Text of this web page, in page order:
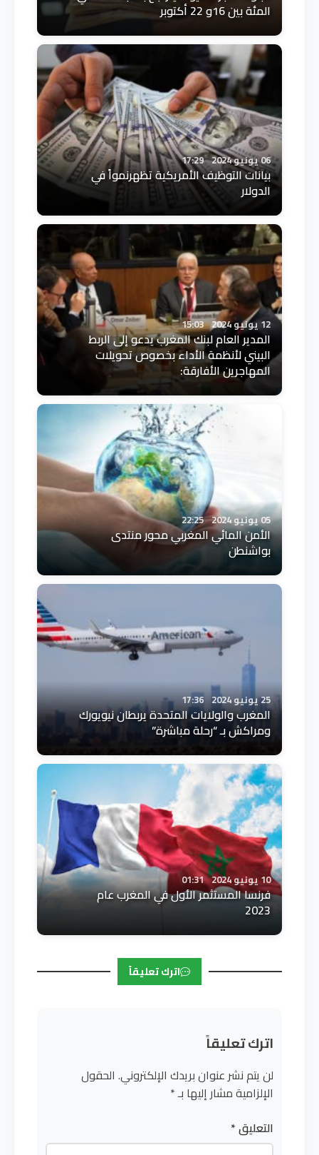
المئة بين 16و 22 أكتوبر
06 يونيو 2024 17:29
بيانات التوظيف الأمريكية تظهرنمواً في
الدولار
12 يونيو 2024 15:03
المدير العام لبنك المغرب يدعو إلى الربط
البيني لأنظمة الأداء بخصوص تحويلات
المهاجرين الأفارقة:
05 يونيو 2024 22:25
الأمن المائي المغربي محور منتدى
بواشنطن
25 يونيو 2024 17:36
المغرب والولايات المتحدة يربطان نيويورك
ومراكش بـ “رحلة مباشرة”
10 يونيو 2024 01:31
فرنسا المستثمر الأول في المغرب عام
2023
اترك تعليقاً
اترك تعليقاً
لن يتم نشر عنوان بريدك الإلكتروني. الحقول
الإلزامية مشار إليها بـ*
التعليق*